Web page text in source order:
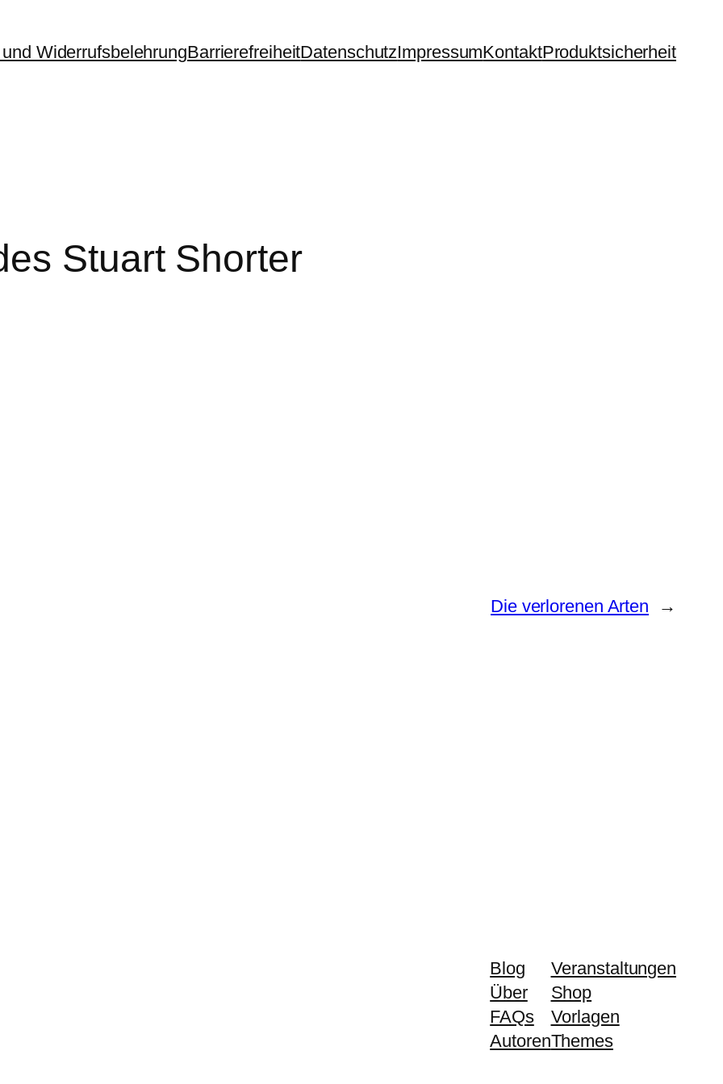
WiderrufsbelehrungBarrierefreiheitDatenschutzImpressumKontaktProduktsicherheit
Stuart Shorter
Die verlorenen Arten →
Blog
Über
FAQs
Autoren
Veranstaltungen
Shop
Vorlagen
Themes